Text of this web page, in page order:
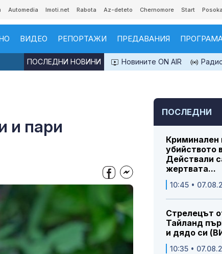
Automedia Imoti.net Rabota Az-deteto Chernomore Start Posoka
ВИДЕО РЕПОРТАЖИ ПРЕДАВАНИЯ
Новините ON AIR
ПОСЛЕДНИ НОВИНИ
и пари
ПОСЛЕДНИ
Криминален
убийството
Действали
жертвата...
10:45 •
Стрелецът
Тайланд
и дядо си
10:35 •